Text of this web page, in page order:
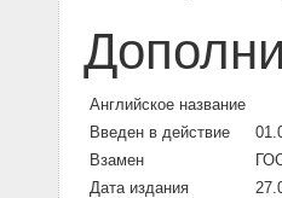
Английское название
Введен в действие
Взамен
Дата издания